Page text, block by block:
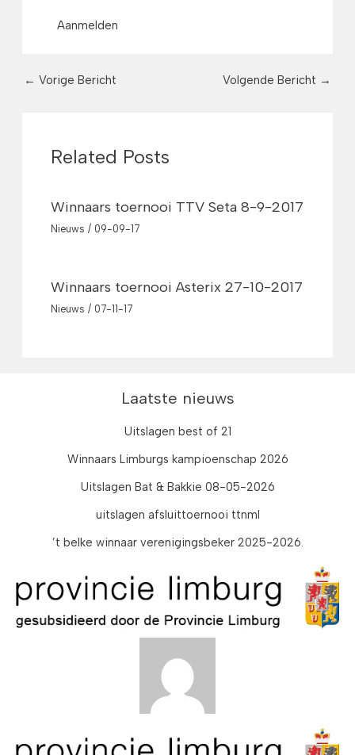
Aanmelden
← Vorige Bericht Volgende Bericht →
Related Posts
Winnaars toernooi TTV Seta 8-9-2017
Nieuws / 09-09-17
Winnaars toernooi Asterix 27-10-2017
Nieuws / 07-11-17
Laatste nieuws
Uitslagen best of 21
Winnaars Limburgs kampioenschap 2026
Uitslagen Bat & Bakkie 08-05-2026
uitslagen afsluittoernooi ttnml
’t belke winnaar verenigingsbeker 2025-2026.